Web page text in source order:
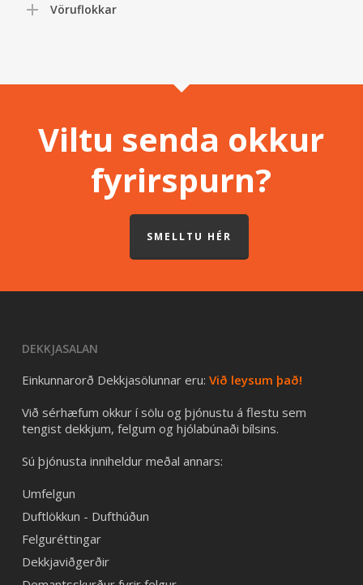
Vöruflokkar
Viltu senda okkur
fyrirspurn?
SMELLTU HÉR
DEKKJASALAN
Einkunnarorð Dekkjasölunnar eru: Við leysum það!
Við sérhæfum okkur í sölu og þjónustu á flestu sem
tengist dekkjum, felgum og hjólabúnaði bílsins.
Sú þjónusta inniheldur meðal annars:
Umfelgun
Duftlökkun - Dufthúðun
Felguréttingar
Dekkjaviðgerðir